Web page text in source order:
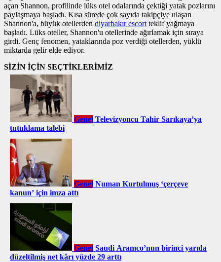
açan Shannon, profilinde lüks otel odalarında çektiği yatak pozlarını
paylaşmaya başladı. Kısa sürede çok sayıda takipçiye ulaşan
Shannon'a, büyük otellerden diyarbakır escort teklif yağmaya
başladı. Lüks oteller, Shannon'u otellerinde ağırlamak için sıraya
girdi. Genç fenomen, yataklarında poz verdiği otellerden, yüklü
miktarda gelir elde ediyor.
SİZİN İÇİN SEÇTİKLERİMİZ
Genel Televizyoncu Tahir Sarıkaya’ya
tutuklama talebi
Genel Numan Kurtulmuş ‘çerçeve
kanun’ için imza attı
Genel Saudi Aramco’nun birinci yarıda
düzeltilmiş net kârı yüzde 29 arttı